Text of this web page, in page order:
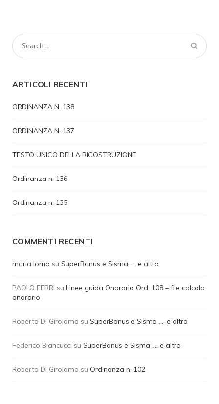
ARTICOLI RECENTI
ORDINANZA N. 138
ORDINANZA N. 137
TESTO UNICO DELLA RICOSTRUZIONE
Ordinanza n. 136
Ordinanza n. 135
COMMENTI RECENTI
maria lomo su SuperBonus e Sisma …. e altro
PAOLO FERRI su Linee guida Onorario Ord. 108 – file calcolo
onorario
Roberto Di Girolamo su SuperBonus e Sisma …. e altro
Federico Biancucci su SuperBonus e Sisma …. e altro
Roberto Di Girolamo su Ordinanza n. 102